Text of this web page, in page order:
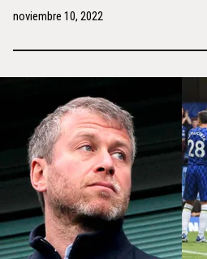
noviembre 10, 2022